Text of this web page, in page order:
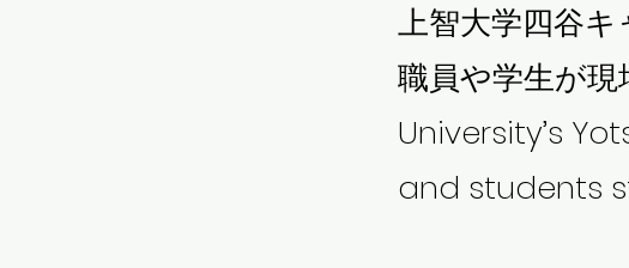
上智大学四谷
職員や学生が
University’s
and students